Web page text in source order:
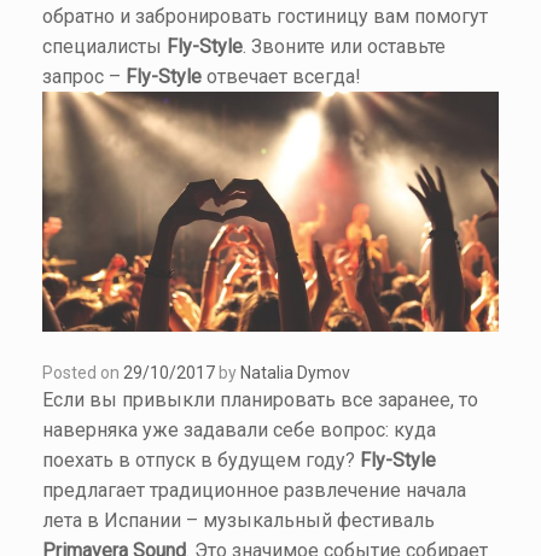
обратно и забронировать гостиницу вам помогут
специалисты Fly-Style . Звоните или оставьте
запрос – Fly-Style отвечает всегда!
Posted on 29/10/2017 by Natalia Dymov
Если вы привыкли планировать все заранее, то
наверняка уже задавали себе вопрос: куда
поехать в отпуск в будущем году? Fly-Style
предлагает традиционное развлечение начала
лета в Испании – музыкальный фестиваль
Primavera Sound. Это значимое событие собирает